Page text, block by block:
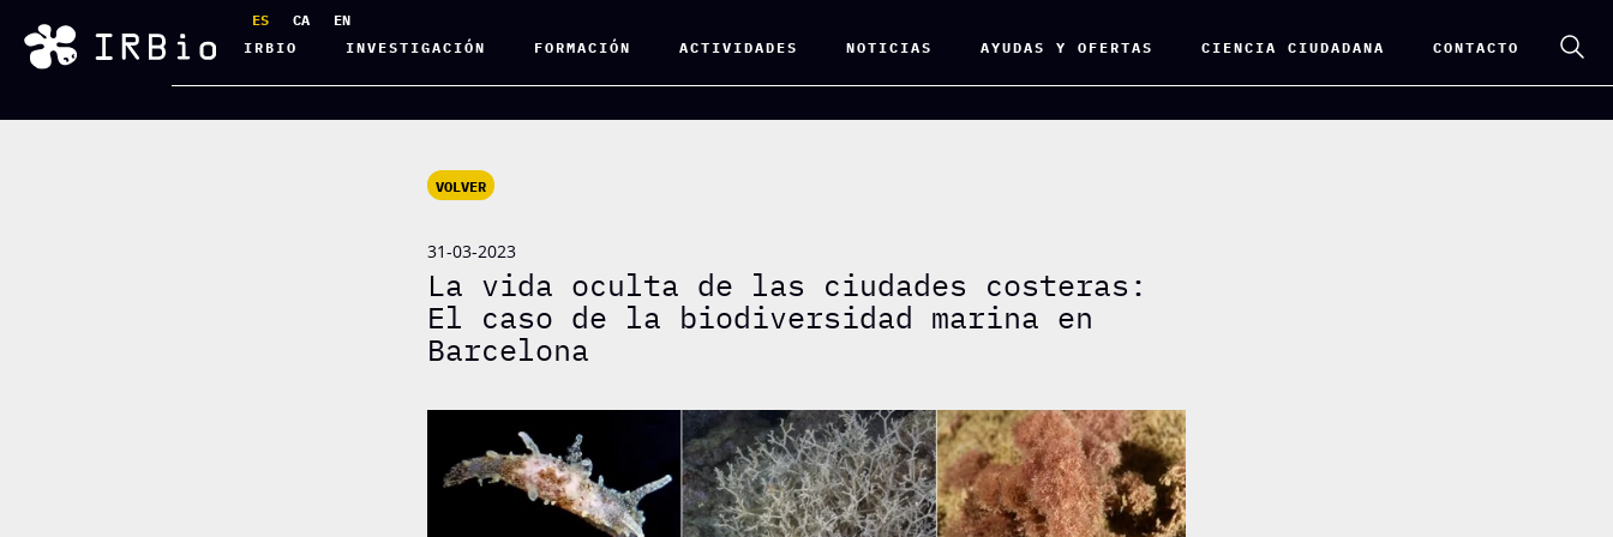
ES CA
EN
IRBIO
INVESTIGACIÓN FORMACIÓN ACTIVIDADES NOTICIAS AYUDAS Y OFERTAS CIENCIA CIUDADANA CONTACTO
VOLVER
31-03-2023
La vida oculta de las ciudades costeras:
El caso de la biodiversidad marina en
Barcelona